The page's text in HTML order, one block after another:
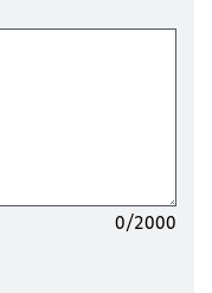
0/2000